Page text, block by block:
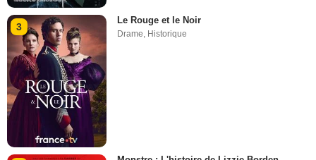
3
Le Rouge et le Noir
Drame, Historique